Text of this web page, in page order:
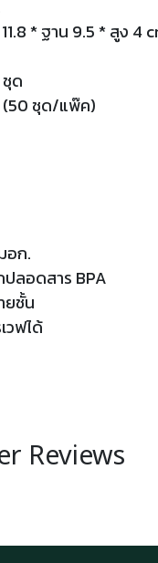
* ฐาน 9.5 * สูง 4
ด
(50 ชุด/แพ๊ค)
อก.
ลอดสาร BPA
ยชั้น
วฟได้
Reviews